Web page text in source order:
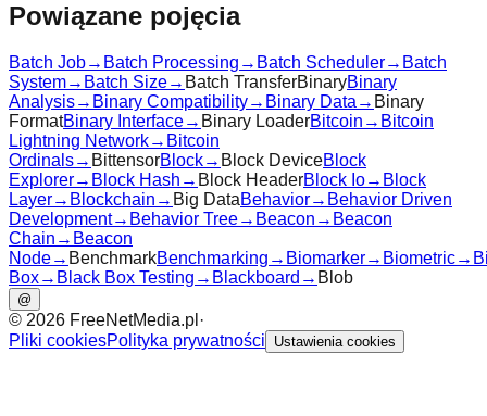
Powiązane pojęcia
Batch Job→ Batch Processing → Batch Scheduler→ Batch
System→ Batch Size→ Batch TransferBinaryBinary
Analysis→ Binary Compatibility→ Binary Data → Binary
FormatBinary Interface→ Binary LoaderBitcoin → Bitcoin
Lightning Network→ Bitcoin
Ordinals→ BittensorBlock→ Block DeviceBlock
Explorer→ Block Hash → Block HeaderBlock Io→ Block
Layer→ Blockchain → Big DataBehavior→ Behavior Driven
Development→ Behavior Tree→ Beacon → Beacon
Chain → Beacon
Node→ BenchmarkBenchmarking → Biomarker→ Biometric→
Box→ Black Box Testing → Blackboard → Blob
@
© 2026 FreeNetMedia.pl ·
Pliki cookiesPolityka prywatności Ustawienia cookies